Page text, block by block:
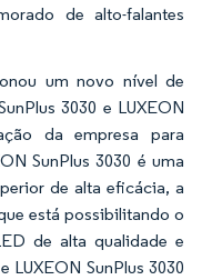
de alto-falantes
um novo nível de
3030 e LUXEON
da empresa para
SunPlus 3030 é uma
de alta eficácia, a
está possibilitando o
de alta qualidade e
LUXEON SunPlus 3030